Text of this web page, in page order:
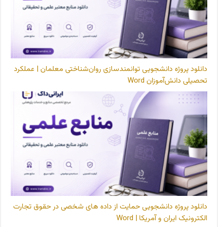
دانلود پروژه دانشجویی توانمندسازی روان‌شناختی معلمان | عملکرد
تحصیلی دانش‌آموزان Word
دانلود پروژه دانشجویی حمایت از داده های شخصی در حقوق تجارت
الکترونیک ایران و آمریکا | Word